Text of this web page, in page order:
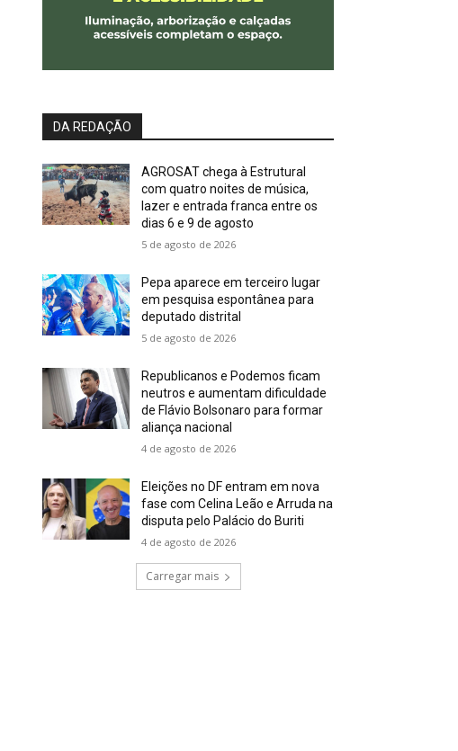
DA REDAÇÃO
AGROSAT chega à Estrutural
com quatro noites de música,
lazer e entrada franca entre os
dias 6 e 9 de agosto
5 de agosto de 2026
Pepa aparece em terceiro lugar
em pesquisa espontânea para
deputado distrital
5 de agosto de 2026
Republicanos e Podemos ficam
neutros e aumentam dificuldade
de Flávio Bolsonaro para formar
aliança nacional
4 de agosto de 2026
Eleições no DF entram em nova
fase com Celina Leão e Arruda na
disputa pelo Palácio do Buriti
4 de agosto de 2026
Carregar mais